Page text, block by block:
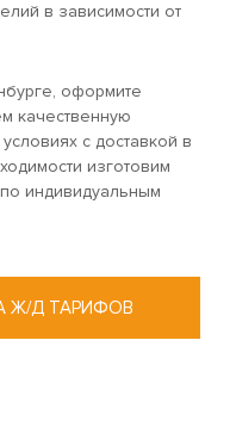
в зависимости от
оформите
качественную
с доставкой в
изготовим
индивидуальным
Ж/Д ТАРИФОВ